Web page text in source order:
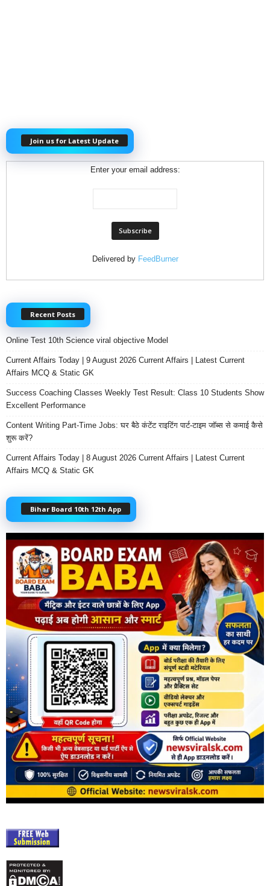
Join us for Latest Update
Enter your email address:
Delivered by FeedBurner
Recent Posts
Online Test 10th Science viral objective Model
Current Affairs Today | 9 August 2026 Current Affairs | Latest Current
Affairs MCQ & Static GK
Success Coaching Classes Weekly Test Result: Class 10 Students Show
Excellent Performance
Content Writing Part-Time Jobs: घर बैठे कंटेंट राइटिंग पार्ट-टाइम जॉब्स से कमाई कैसे
शुरू करें?
Current Affairs Today | 8 August 2026 Current Affairs | Latest Current
Affairs MCQ & Static GK
Bihar Board 10th 12th App